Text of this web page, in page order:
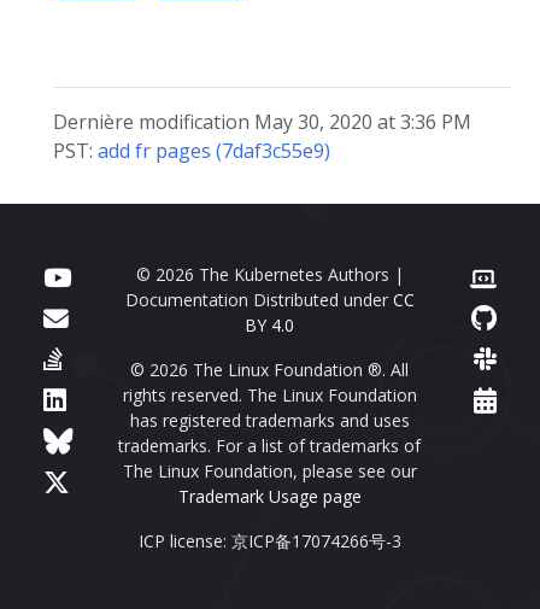
Dernière modification May 30, 2020 at 3:36 PM
PST: add fr pages (7daf3c55e9)
© 2026 The Kubernetes Authors |
Documentation Distributed under CC
BY 4.0
© 2026 The Linux Foundation ®. All
rights reserved. The Linux Foundation
has registered trademarks and uses
trademarks. For a list of trademarks of
The Linux Foundation, please see our
Trademark Usage page
ICP license: 京ICP备17074266号-3